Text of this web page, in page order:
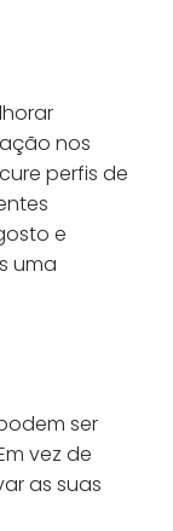
nos
perfis de
e
uma
ser
vez de
as suas